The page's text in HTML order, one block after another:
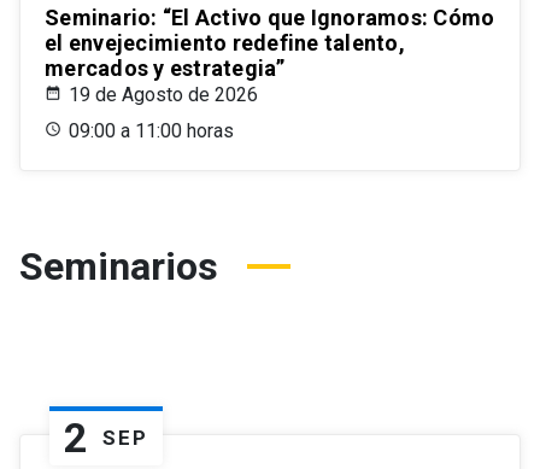
Seminario: “El Activo que Ignoramos: Cómo
el envejecimiento redefine talento,
mercados y estrategia”
19 de Agosto de 2026
09:00 a 11:00 horas
Seminarios
2 SEP